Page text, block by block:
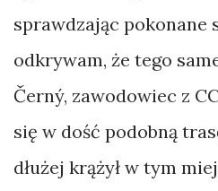
sprawdzając pokonane
odkrywam, że tego
Černý, zawodowiec z
się w dość podobną
dłużej krążył w tym